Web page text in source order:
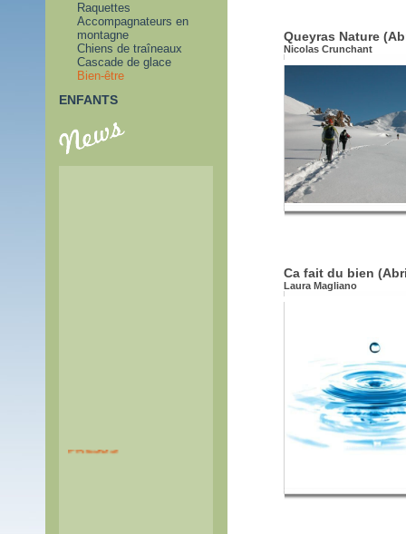
Raquettes
Accompagnateurs en
montagne
Chiens de traîneaux
Cascade de glace
Bien-être
ENFANTS
Queyras Nature
Nicolas Crunchant
Ca fait du bien
Laura Magliano